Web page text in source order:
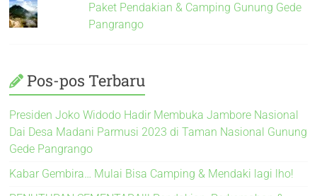
Paket Pendakian & Camping Gunung Gede
Pangrango
Pos-pos Terbaru
Presiden Joko Widodo Hadir Membuka Jambore Nasional
Dai Desa Madani Parmusi 2023 di Taman Nasional Gunung
Gede Pangrango
Kabar Gembira… Mulai Bisa Camping & Mendaki lagi lho!